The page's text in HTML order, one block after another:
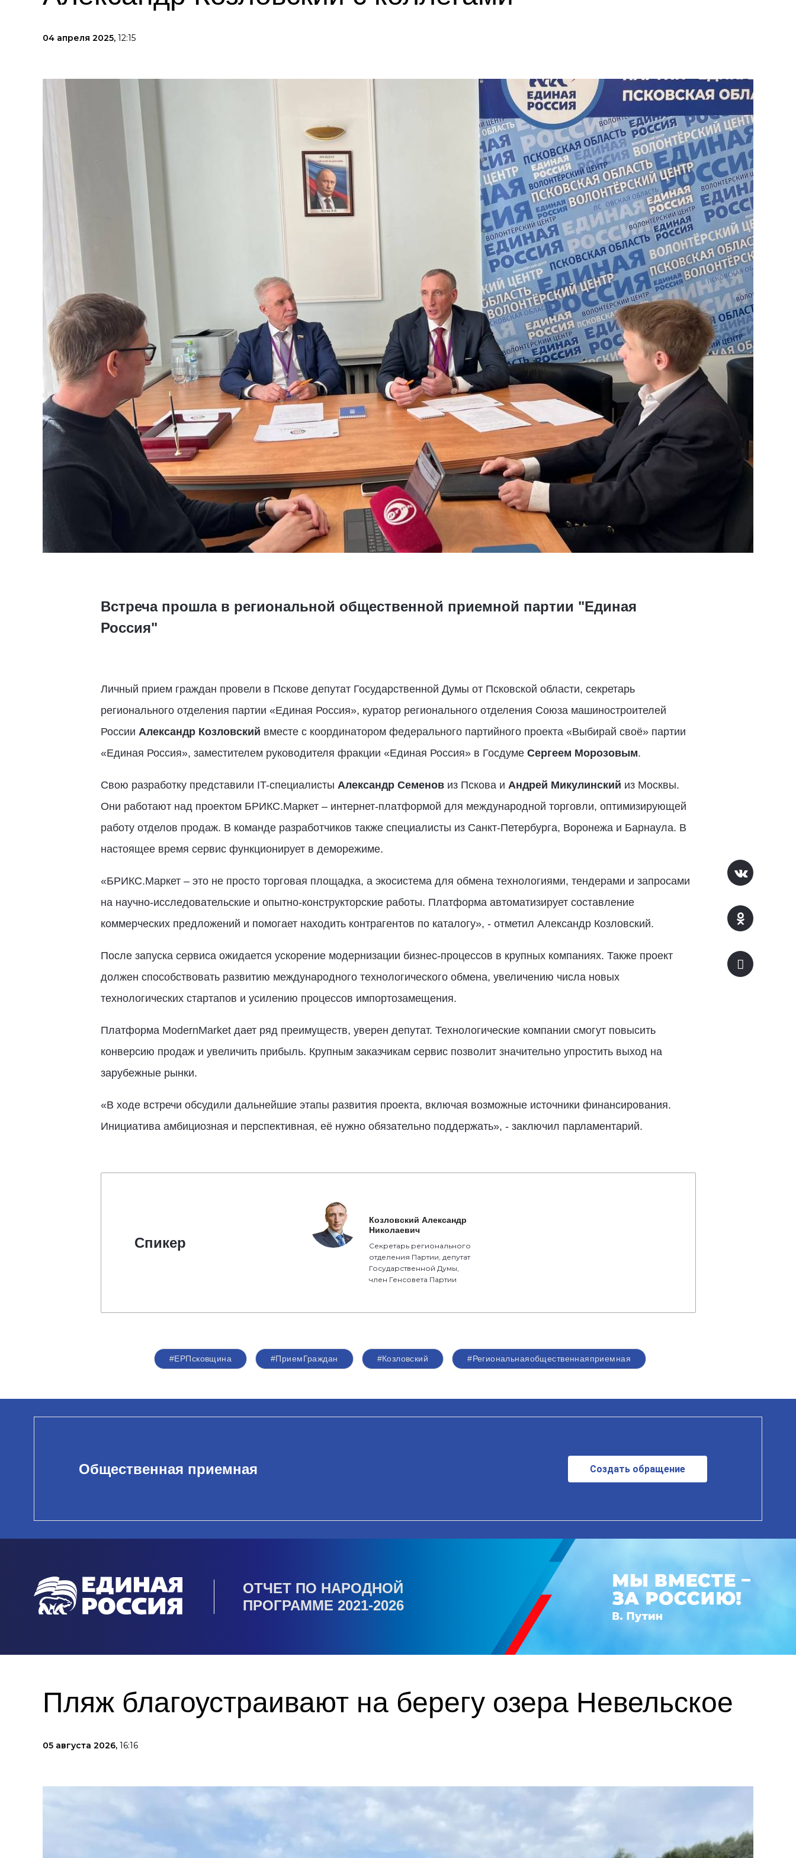
04 апреля 2025, 12:15
Встреча прошла в региональной общественной приемной партии "Единая
Россия"
Личный прием граждан провели в Пскове депутат Государственной Думы от Псковской области, секретарь
регионального отделения партии «Единая Россия», куратор регионального отделения Союза машиностроителей
России Александр Козловский вместе с координатором федерального партийного проекта «Выбирай своё» партии
«Единая Россия», заместителем руководителя фракции «Единая Россия» в Госдуме Сергеем Морозовым.
Свою разработку представили IT-специалисты Александр Семеновиз Пскова и Андрей Микулинский из Москвы.
Они работают над проектом БРИКС.Маркет – интернет-платформой для международной торговли, оптимизирующей
работу отделов продаж. В команде разработчиков также специалисты из Санкт-Петербурга, Воронежа и Барнаула. В
настоящее время сервис функционирует в деморежиме.
«БРИКС.Маркет – это не просто торговая площадка, а экосистема для обмена технологиями, тендерами и запросами
на научно-исследовательские и опытно-конструкторские работы. Платформа автоматизирует составление
коммерческих предложений и помогает находить контрагентов по каталогу», - отметил Александр Козловский.
После запуска сервиса ожидается ускорение модернизации бизнес-процессов в крупных компаниях. Также проект
должен способствовать развитию международного технологического обмена, увеличению числа новых
технологических стартапов и усилению процессов импортозамещения.
Платформа ModernMarket дает ряд преимуществ, уверен депутат. Технологические компании смогут повысить
конверсию продаж и увеличить прибыль. Крупным заказчикам сервис позволит значительно упростить выход на
зарубежные рынки.
«В ходе встречи обсудили дальнейшие этапы развития проекта, включая возможные источники финансирования.
Инициатива амбициозная и перспективная, её нужно обязательно поддержать», - заключил парламентарий.
Спикер
Козловский Александр
Николаевич
Секретарь регионального
отделения Партии, депутат
Государственной Думы,
член Генсовета Партии
#ЕРПсковщина #ПриемГраждан #Козловский #Региональнаяобщественнаяприемная
Общественная приемная Создать обращение
ОТЧЕТ ПО НАРОДНОЙ
ПРОГРАММЕ 2021-2026
Пляж благоустраивают на берегу озера Невельское
05 августа 2026, 16:16